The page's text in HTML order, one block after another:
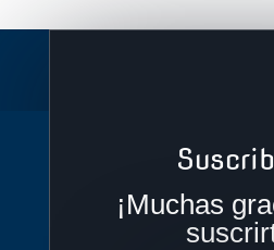
¡Muchas